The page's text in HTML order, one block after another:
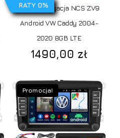
RATY 0%
Radio Nawigacja NCS ZV9
Android VW Caddy 2004-
2020 8GB LTE
1490,00zł
Promocja!